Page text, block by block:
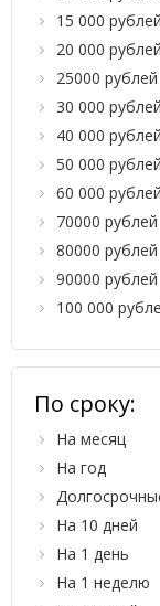
15 000 рублей
20 000 рублей
25000 рублей
30 000 рублей
40 000 рублей
50 000 рублей
60 000 рублей
70000 рублей
80000 рублей
90000 рублей
100 000
По сроку:
На месяц
На год
На 10 дней
На 1 день
На 1 неделю